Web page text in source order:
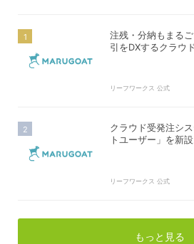
注残・分納もまる
引をDXするクラウ
リーフワークス 公式
クラウド受発注シ
トユーザー」を新
リーフワークス 公式
もっと見る